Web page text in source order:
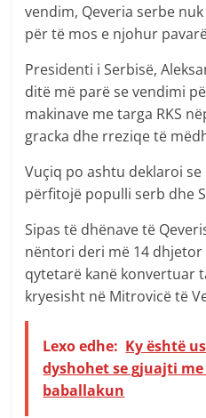
vendim, Qeveria serbe
për të mos e njohur
Presidenti i Serbisë,
ditë më parë se vendimi
makinave me targa RKS
gracka dhe rreziqe të
Vuçiq po ashtu deklaroi
përfitojë populli serb dhe
Sipas të dhënave të
nëntori deri më 14 dhjetor
qytetarë kanë konvertuar
kryesisht në Mitrovicë të
Lexo edhe: Ky është
dyshohet se gjuajti
baballakun